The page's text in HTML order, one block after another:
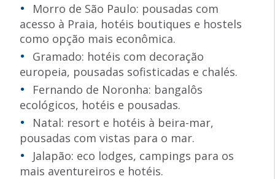
Morro de São Paulo: pousadas com
acesso à Praia, hotéis boutiques e hostels
como opção mais econômica.
Gramado: hotéis com decoração
europeia, pousadas sofisticadas e chalés.
Fernando de Noronha: bangalôs
ecológicos, hotéis e pousadas.
Natal: resort e hotéis à beira-mar,
pousadas com vistas para o mar.
Jalapão: eco lodges, campings para os
mais aventureiros e hotéis.